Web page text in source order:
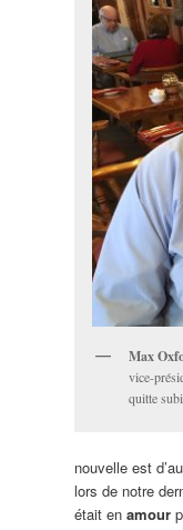
Max
vice-
quitte
nouvelle est
lors de notre
était en amour